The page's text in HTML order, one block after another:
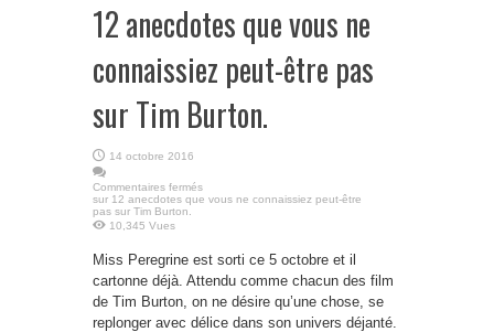
12 anecdotes que vous ne
connaissiez peut-être pas
sur Tim Burton.
14 octobre 2016
Commentaires fermés
sur 12 anecdotes que vous ne connaissiez peut-être
pas sur Tim Burton.
10,345 Vues
Miss Peregrine est sorti ce 5 octobre et il
cartonne déjà. Attendu comme chacun des film
de Tim Burton, on ne désire qu’une chose, se
replonger avec délice dans son univers déjanté.